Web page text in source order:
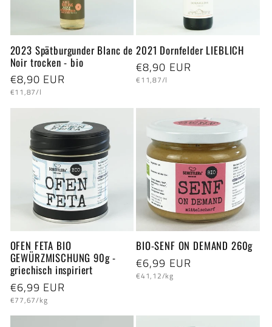
2023 Spätburgunder Blanc de
Noir trocken - bio
Normaler
Preis
€8,90 EUR
Grundpreis
€11,87/l
2021 Dornfelder LIEBLICH
Normaler
Preis
€8,90 EUR
Grundpreis
€11,87/l
OFEN FETA BIO
GEWÜRZMISCHUNG 90g -
griechisch inspiriert
Normaler
Preis
€6,99 EUR
Grundpreis
€77,67/kg
BIO-SENF ON DEMAND 260g
Normaler
Preis
€6,99 EUR
Grundpreis
€41,12/kg